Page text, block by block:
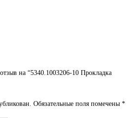
на “5340.1003206-10 Прокладка
Обязательные поля помечены *